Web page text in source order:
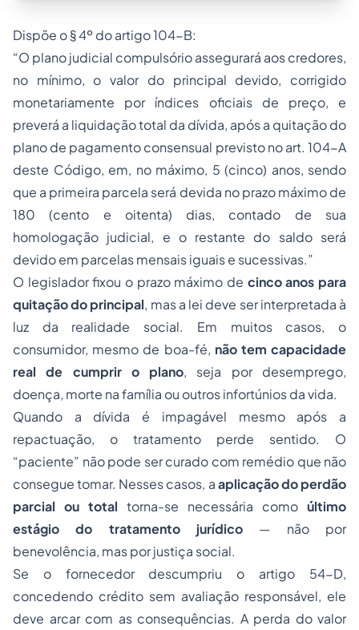
Dispõe o § 4º do artigo 104-B:
“O plano judicial compulsório assegurará aos credores,
no mínimo, o valor do principal devido, corrigido
monetariamente por índices oficiais de preço, e
preverá a liquidação total da dívida, após a quitação do
plano de pagamento consensual previsto no art. 104-A
deste Código, em, no máximo, 5 (cinco) anos, sendo
que a primeira parcela será devida no prazo máximo de
180 (cento e oitenta) dias, contado de sua
homologação judicial, e o restante do saldo será
devido em parcelas mensais iguais e sucessivas.”
O legislador fixou o prazo máximo de cinco anos para
quitação do principal, mas a lei deve ser interpretada à
luz da realidade social. Em muitos casos, o
consumidor, mesmo de boa-fé, não tem capacidade
real de cumprir o plano, seja por desemprego,
doença, morte na família ou outros infortúnios da vida.
Quando a dívida é impagável mesmo após a
repactuação, o tratamento perde sentido. O
“paciente” não pode ser curado com remédio que não
consegue tomar. Nesses casos, aaplicação do perdão
parcial ou total torna-se necessária como último
estágio do tratamento jurídico — não por
benevolência, mas por justiça social.
Se o fornecedor descumpriu o artigo 54-D,
concedendo crédito sem avaliação responsável, ele
deve arcar com as consequências. A perda do valor